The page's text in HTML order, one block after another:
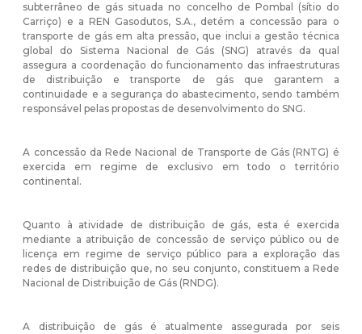
subterrâneo de gás situada no concelho de Pombal (sítio do
Carriço) e a REN Gasodutos, S.A., detém a concessão para o
transporte de gás em alta pressão, que inclui a gestão técnica
global do Sistema Nacional de Gás (SNG) através da qual
assegura a coordenação do funcionamento das infraestruturas
de distribuição e transporte de gás que garantem a
continuidade e a segurança do abastecimento, sendo também
responsável pelas propostas de desenvolvimento do SNG.
A concessão da Rede Nacional de Transporte de Gás (RNTG) é
exercida em regime de exclusivo em todo o território
continental.
Quanto à atividade de distribuição de gás, esta é exercida
mediante a atribuição de concessão de serviço público ou de
licença em regime de serviço público para a exploração das
redes de distribuição que, no seu conjunto, constituem a Rede
Nacional de Distribuição de Gás (RNDG).
A distribuição de gás é atualmente assegurada por seis